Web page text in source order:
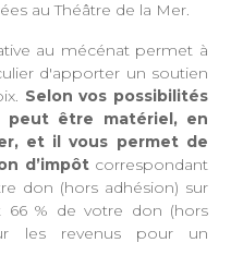
au Théâtre de la Mer.
au mécénat permet à
d'apporter un soutien
Selon vos possibilités
être matériel, en
et il vous permet de
d’impôtcorrespondant
don (hors adhésion) sur
66 % de votre don (hors
les revenus pour un